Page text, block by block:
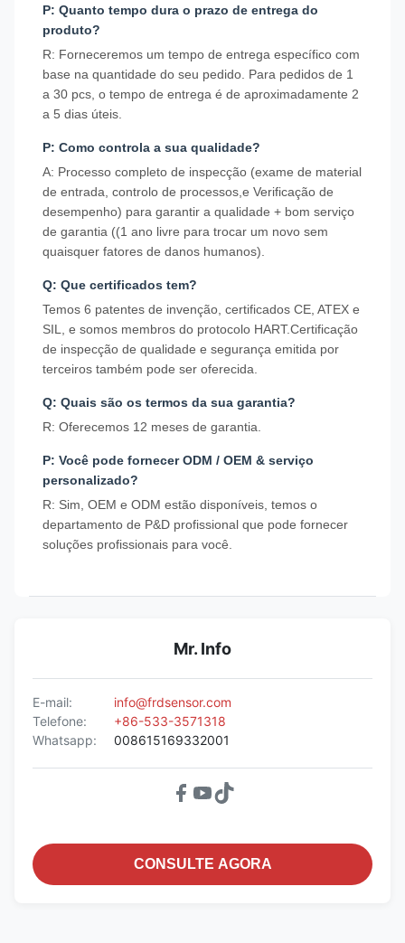
P: Quanto tempo dura o prazo de entrega do
produto?
R: Forneceremos um tempo de entrega específico com
base na quantidade do seu pedido. Para pedidos de 1
a 30 pcs, o tempo de entrega é de aproximadamente 2
a 5 dias úteis.
P: Como controla a sua qualidade?
A: Processo completo de inspecção (exame de material
de entrada, controlo de processos,e Verificação de
desempenho) para garantir a qualidade + bom serviço
de garantia ((1 ano livre para trocar um novo sem
quaisquer fatores de danos humanos).
Q: Que certificados tem?
Temos 6 patentes de invenção, certificados CE, ATEX e
SIL, e somos membros do protocolo HART.Certificação
de inspecção de qualidade e segurança emitida por
terceiros também pode ser oferecida.
Q: Quais são os termos da sua garantia?
R: Oferecemos 12 meses de garantia.
P: Você pode fornecer ODM / OEM & serviço
personalizado?
R: Sim, OEM e ODM estão disponíveis, temos o
departamento de P&D profissional que pode fornecer
soluções profissionais para você.
Mr. Info
E-mail:
info@frdsensor.com
Telefone:
+86-533-3571318
Whatsapp:
008615169332001
CONSULTE AGORA